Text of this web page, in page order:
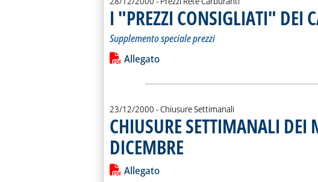
I "PREZZI CONSIGLIATI" DEI
Supplemento speciale prezzi
Leggi tutta la notizia: 'I "PREZZI CONSIGLIATI"
Lista allegati PDF alla notizia
Allegato
23/12/2000 - Chiusure Settimanali
CHIUSURE SETTIMANALI DEI
DICEMBRE
Leggi tutta la notizia: 'CHIUSURE SETTIMANALI
Lista allegati PDF alla notizia
Allegato